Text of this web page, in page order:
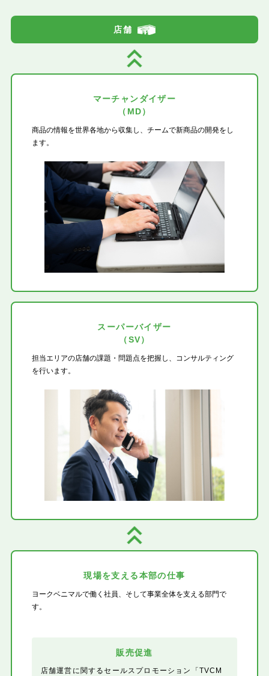
店舗
マーチャンダイザー
（MD）
商品の情報を世界各地から収集し、チームで新商品の開発をし
ます。
スーパーバイザー
（SV）
担当エリアの店舗の課題・問題点を把握し、コンサルティング
を行います。
現場を支える本部の仕事
ヨークベニマルで働く社員、そして事業全体を支える部門で
す。
販売促進
店舗運営に関するセールスプロモーション「TVCM